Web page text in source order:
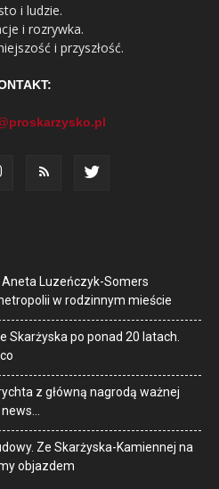
i ludzie.
i rozrywka.
i przyszłość.
Luzeńczyk-Somers
w rodzinnym mieście
Skarżyska po ponad 20 latach.
z główną nagrodą ważnej
Ze Skarżyska-Kamiennej na
objazdem